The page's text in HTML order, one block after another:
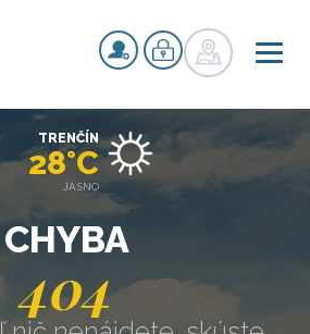
CHYBA
404
TRENČÍN
28°C
JASNO